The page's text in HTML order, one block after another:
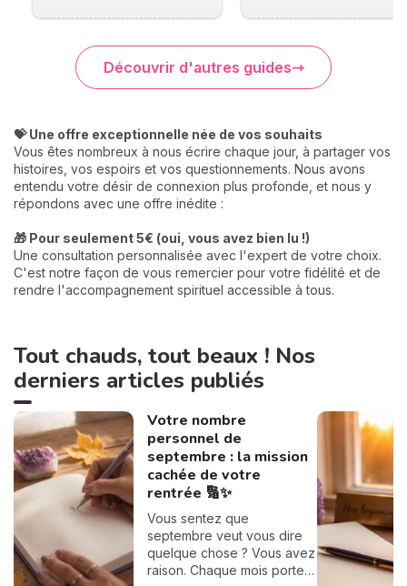
Découvrir d'autres guides
💝 Une offre exceptionnelle née de vos souhaits
Vous êtes nombreux à nous écrire chaque jour, à partager vos
histoires, vos espoirs et vos questionnements. Nous avons
entendu votre désir de connexion plus profonde, et nous y
répondons avec une offre inédite :
🎁 Pour seulement 5€ (oui, vous avez bien lu !)
Une consultation personnalisée avec l'expert de votre choix.
C'est notre façon de vous remercier pour votre fidélité et de
rendre l'accompagnement spirituel accessible à tous.
Tout chauds, tout beaux ! Nos
derniers articles publiés
Votre nombre
personnel de
septembre : la mission
cachée de votre
rentrée 🔢✨
Vous sentez que
septembre veut vous dire
quelque chose ? Vous avez
raison. Chaque mois porte